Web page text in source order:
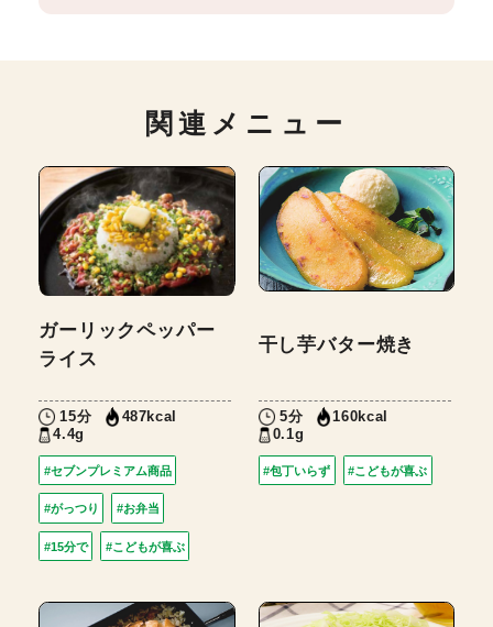
関連メニュー
ガーリックペッパー
ライス
15分
487kcal
4.4g
#セブンプレミアム商品
#がっつり #お弁当
#15分で #こどもが喜ぶ
干し芋バター焼き
5分
160kcal
0.1g
#包丁いらず #こどもが喜ぶ